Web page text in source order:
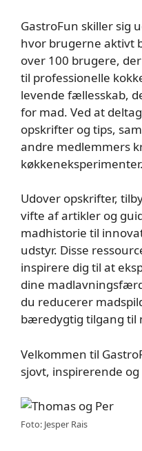
GastroFun skiller sig
hvor brugerne aktivt
over 100 brugere,
til professionelle
levende fællesskab,
for mad. Ved at
opskrifter og tips,
andre medlemmers
køkkeneksperimenter.
Udover opskrifter,
vifte af artikler og
madhistorie til
udstyr. Disse
inspirere dig til at
dine
du reducerer
bæredygtig tilgang til
Velkommen til
sjovt, inspirerende
Foto: Jesper Rais